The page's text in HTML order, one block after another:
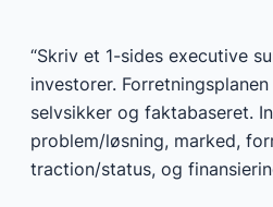
“Skriv et 1-sides executive
investorer.
selvsikker og faktabaseret.
problem/løsning, marked,
traction/status, og